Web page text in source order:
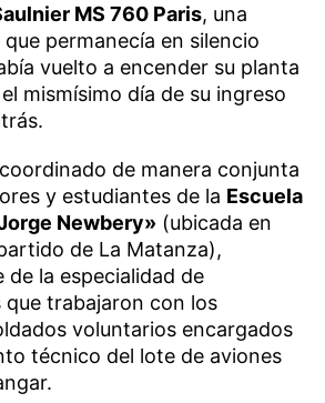
MS 760 Paris, una
permanecía en silencio
vuelto a encender su planta
mismísimo día de su ingreso
de manera conjunta
y estudiantes de la Escuela
Newbery» (ubicada en
de La Matanza),
de la especialidad de
que trabajaron con los
voluntarios encargados
técnico del lote de aviones